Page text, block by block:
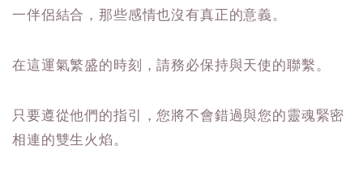
一伴侶結合，那些感情也沒有真正的意義。
在這運氣繁盛的時刻，請務必保持與天使的聯繫。
只要遵從他們的指引，您將不會錯過與您的靈魂緊密
相連的雙生火焰。